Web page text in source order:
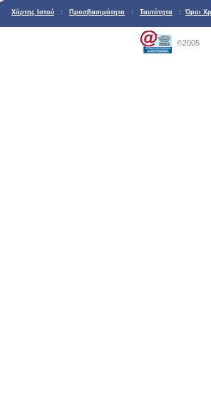
Χάρτης Ιστού : Προσβασιμότητα : Ταυτότητα : Όροι
©2005